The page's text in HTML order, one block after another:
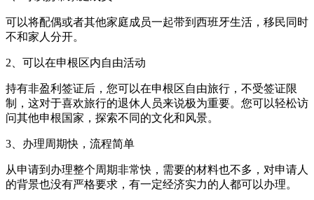
可以将配偶或者其他家庭成员一起带到西班牙生活，移民同时
不和家人分开。
2、可以在申根区内自由活动
持有非盈利签证后，您可以在申根区自由旅行，不受签证限
制，这对于喜欢旅行的退休人员来说极为重要。您可以轻松访
问其他申根国家，探索不同的文化和风景。
3、办理周期快，流程简单
从申请到办理整个周期非常快，需要的材料也不多，对申请人
的背景也没有严格要求，有一定经济实力的人都可以办理。